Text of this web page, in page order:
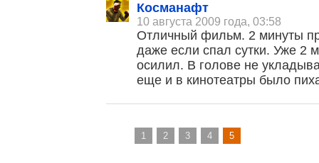
Косманафт
10 августа 2009 года, 03:58
Отличный фильм. 2 минуты
даже если спал сутки. Уже 2
осилил. В голове не
еще и в кинотеатры было
1 2 3 4 5
, поделитесь своим мнением
Малосодержательные и грубые отзывы нещадно